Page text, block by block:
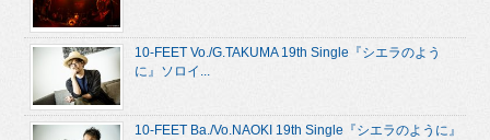
10-FEET Vo./G.TAKUMA 19th Single『シエラのよう
に』ソロイ...
10-FEET Ba./Vo.NAOKI 19th Single『シエラのように』